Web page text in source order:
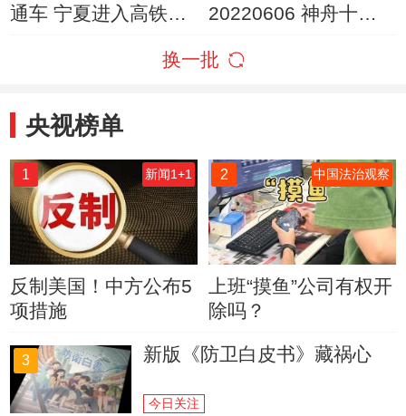
通车 宁夏进入高铁时
20220606 神舟十四
（1）
换一批
央视榜单
1 新闻1+1
反制美国！中方公布5
项措施
2 中国法治观察
上班“摸鱼”公司有权开
除吗？
3 新版《防卫白皮书》藏祸心
今日关注